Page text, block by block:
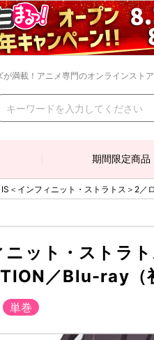
満載！アニメ専門のオンラインストア
期間限定商品
IS＜インフィニット・ストラトス＞2／
ニット・ストラ
／Blu-ray（
単巻